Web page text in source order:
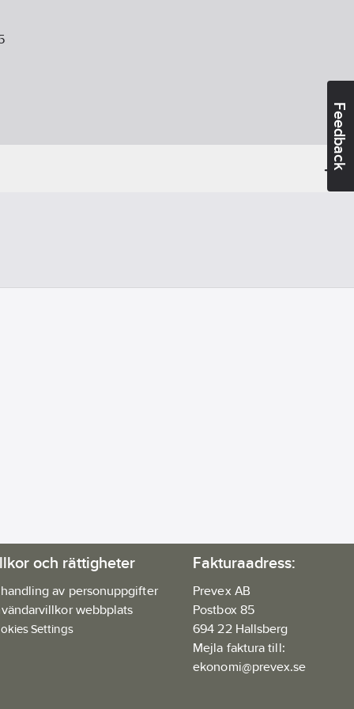
Feedback
och rättigheter
av personuppgifter
webbplats
Settings
Fakturaadress:
Prevex AB
Postbox 85
694 22 Hallsberg
Mejla faktura till:
ekonomi@prevex.se